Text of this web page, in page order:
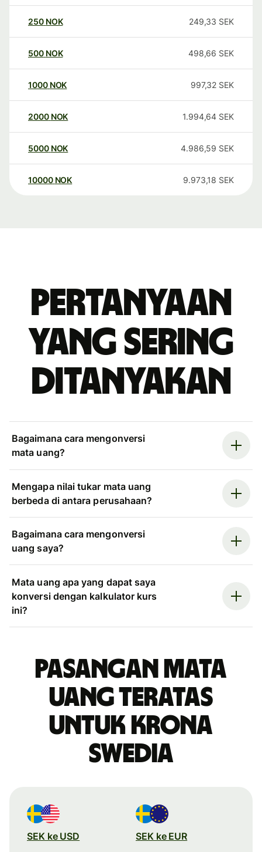
250 NOK 249,33 SEK
500 NOK 498,66 SEK
1000 NOK 997,32 SEK
2000 NOK 1.994,64 SEK
5000 NOK 4.986,59 SEK
10000 NOK 9.973,18 SEK
Pertanyaan
yang sering
ditanyakan
Bagaimana cara mengonversi
mata uang?
Mengapa nilai tukar mata uang
berbeda di antara perusahaan?
Bagaimana cara mengonversi
uang saya?
Mata uang apa yang dapat saya
konversi dengan kalkulator kurs
ini?
Pasangan mata
uang teratas
untuk krona
Swedia
SEK ke USD SEK ke EUR